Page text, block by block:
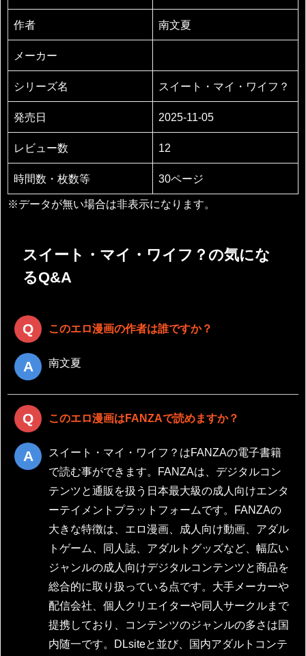
作者 南文夏
メーカー
シリーズ名 スイート・マイ・ワイフ？
発売日 2025-11-05
レビュー数 12
時間数・枚数等 30ページ
※データが無い場合は非表示になります。
スイート・マイ・ワイフ？の気にな
るQ&A
このエロ漫画の作者は誰ですか？
南文夏
このエロ漫画はFANZAで読めますか？
スイート・マイ・ワイフ？はFANZAの電子書籍
で読む事ができます。FANZAは、デジタルコン
テンツと通販を扱う日本最大級の成人向けエンタ
ーテイメントプラットフォームです。FANZAの
大きな特徴は、エロ漫画、成人向け動画、アダル
トゲーム、同人誌、アダルトグッズなど、幅広い
ジャンルの成人向けデジタルコンテンツと商品を
総合的に取り扱っている点です。大手メーカーや
配信会社、個人クリエイターや同人サークルまで
提携しており、コンテンツのジャンルの多さは国
内随一です。DLsiteと並び、国内アダルトコンテ